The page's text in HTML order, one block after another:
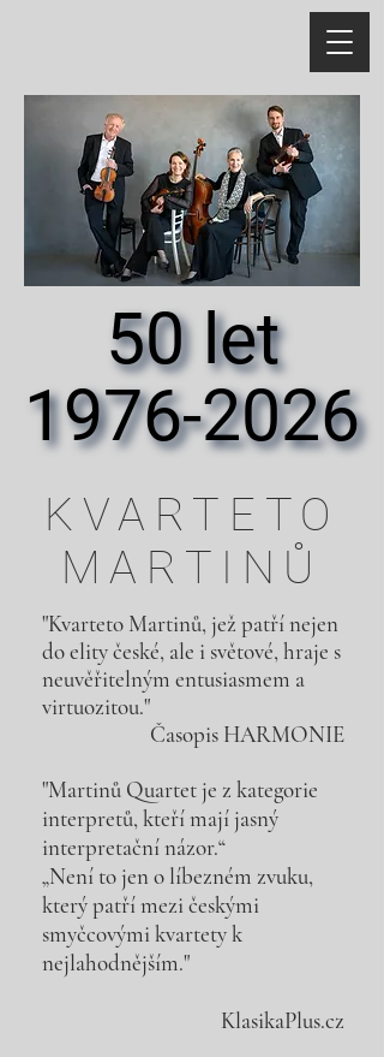
50 let
1976-2026
50 let
1976-2026
KVARTETO
MARTINŮ
"Kvarteto Martinů, jež patří nejen
do elity české, ale i světové, hraje s
neuvěřitelným entusiasmem a
virtuozitou."
Časopis HARMONIE
"Martinů Quartet je z kategorie
interpretů, kteří mají jasný
interpretační názor.“
„Není to jen o líbezném zvuku,
který patří mezi českými
smyčcovými kvartety k
nejlahodnějším."
KlasikaPlus.cz